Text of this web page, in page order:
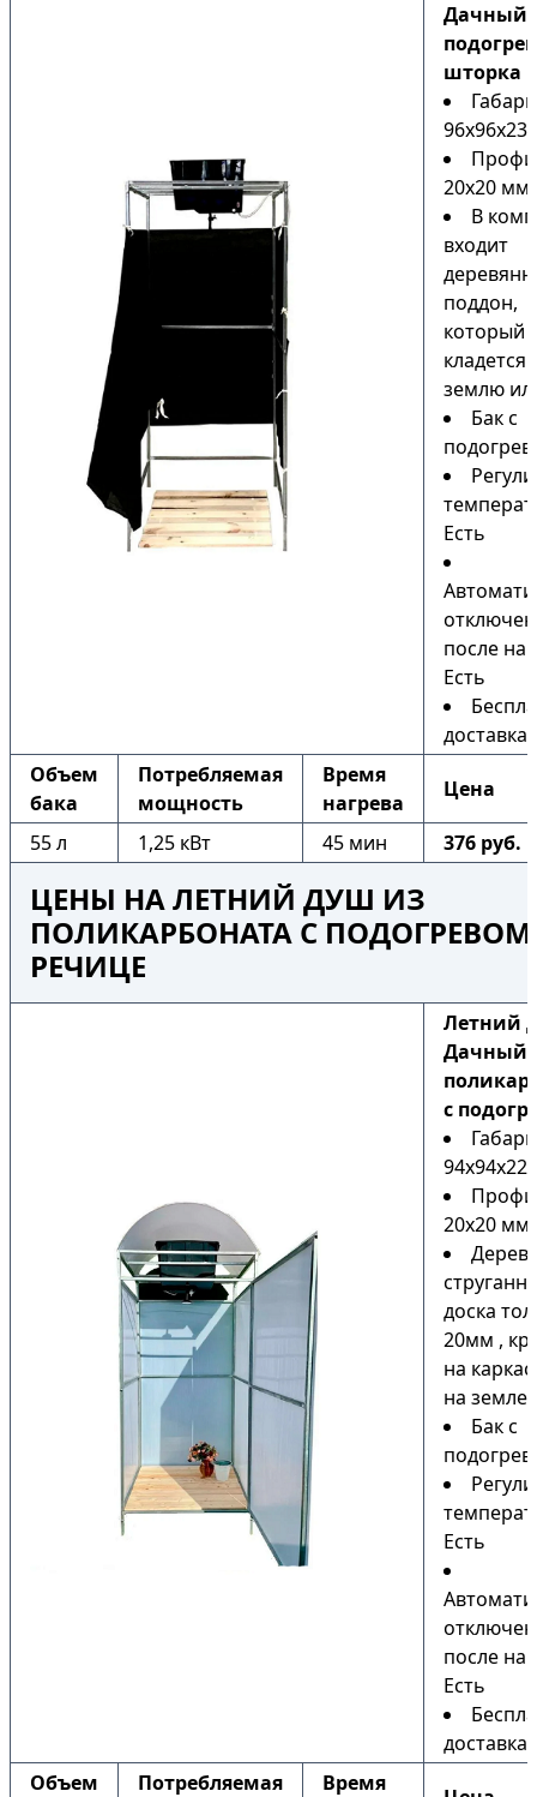
Дачный
шторка
20х20 мм
В
входит
поддон,
который
кладется
землю
Бак с
Есть
после
Есть
доставка
Объем
бака
Потребляемая
мощность
Время
нагрева
Цена
55 л 1,25 кВт 45 мин 376 руб.
ЦЕНЫ НА ЛЕТНИЙ ДУШ ИЗ
ПОЛИКАРБОНАТА С ПОДОГРЕВОМ
РЕЧИЦЕ
Летний
Дачный
с
20х20 мм
доска
20мм ,
на
на земле)
Бак с
Есть
после
Есть
доставка
Объем
Потребляемая Время